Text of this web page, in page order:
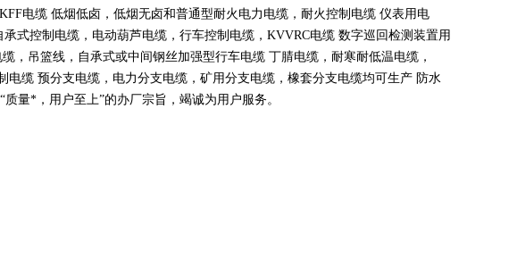
KFF电缆 低烟低卤，低烟无卤和普通型耐火电力电缆，耐火控制电缆 仪表用电
式控制电缆，电动葫芦电缆，行车控制电缆， KVVRC电缆 数字巡回检测装置用
，吊篮线，自承式或中间钢丝加强型行车电缆 丁腈电缆，耐寒耐低温电缆，
电缆 预分支电缆，电力分支电缆，矿用分支电缆，橡套分支电缆均可生产 防水
“质量*，用户至上”的办厂宗旨，竭诚为用户服务。